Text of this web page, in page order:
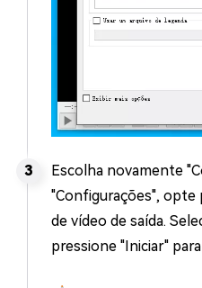
Escolha novamente
"Configurações",
de vídeo de saída.
pressione "Iniciar"